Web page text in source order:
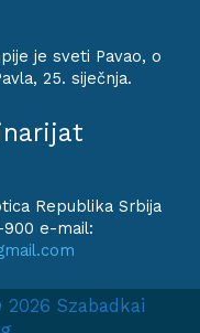
je sveti Pavao, o
25. siječnja.
Republika Srbija
900 e-mail:
Szabadkai